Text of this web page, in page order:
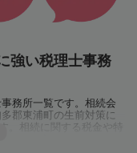
強い税理士事務
務所一覧です。相続会
郡東浦町の生前対策に
。相続に関する税金や特
ましょう。